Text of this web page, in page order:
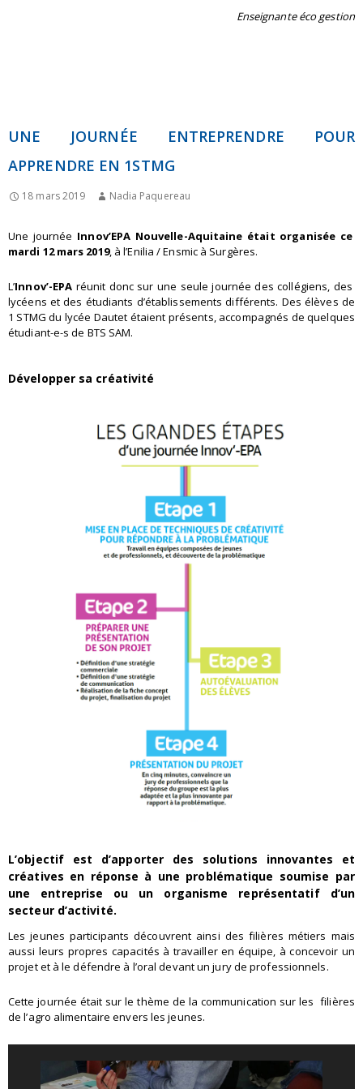
Enseignante éco gestion
UNE JOURNÉE ENTREPRENDRE POUR
APPRENDRE EN 1STMG
18 mars 2019 Nadia Paquereau
Une journée Innov’EPA Nouvelle-Aquitaine était organisée ce
mardi 12 mars 2019, à l’Enilia / Ensmic à Surgères.
L’Innov’-EPA réunit donc sur une seule journée des collégiens, des
lycéens et des étudiants d’établissements différents. Des élèves de
1 STMG du lycée Dautet étaient présents, accompagnés de quelques
étudiant-e-s de BTS SAM.
Développer sa créativité
L’objectif est d’apporter des solutions innovantes et
créatives en réponse à une problématique soumise par
une entreprise ou un organisme représentatif d’un
secteur d’activité.
Les jeunes participants découvrent ainsi des filières métiers mais
aussi leurs propres capacités à travailler en équipe, à concevoir un
projet et à le défendre à l’oral devant un jury de professionnels.
Cette journée était sur le thème de la communication sur les filières
de l’agro alimentaire envers les jeunes.